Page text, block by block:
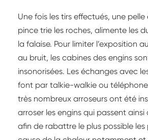
Une fois les tirs effectués, une pelle
pince trie les roches, alimente les
la falaise. Pour limiter l’exposition
au bruit, les cabines des engins
insonorisées. Les échanges avec
font par talkie-walkie ou
très nombreux arroseurs ont été
arroser les engins qui passent ainsi
afin de rabattre le plus possible les